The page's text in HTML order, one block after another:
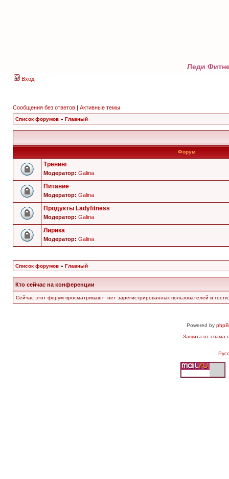
Леди
Вход
Сообщения без ответов | Активные темы
Список форумов » Главный
Форум
Тренинг
Модератор: Galina
Питание
Модератор: Galina
Продукты Ladyfitness
Модератор: Galina
Лирика
Модератор: Galina
Список форумов » Главный
Кто сейчас на конференции
Сейчас этот форум просматривают: нет зарегистрированных пользователей и
Powered by
Защита от спама